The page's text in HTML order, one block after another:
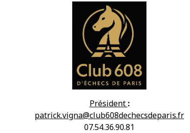
Président :
patrick.vigna@club608dechecsdeparis.fr
07.54.36.90.81